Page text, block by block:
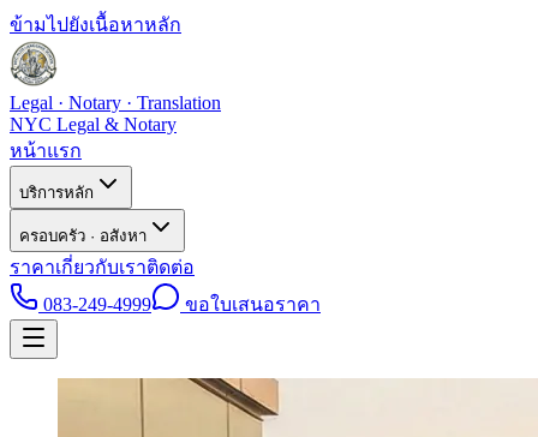
ข้ามไปยังเนื้อหาหลัก
Legal · Notary · Translation
NYC Legal & Notary
หน้าแรก
บริการหลัก
ครอบครัว · อสังหา
ราคาเกี่ยวกับเราติดต่อ
083-249-4999
ขอใบเสนอราคา